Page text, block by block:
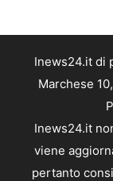
Inews24.it di
Marchese
Inews24.it
viene
pertanto